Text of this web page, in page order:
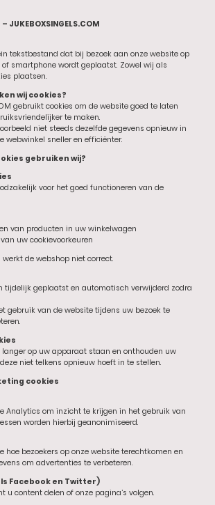
tekstbestand dat bij bezoek aan onze website op
smartphone wordt geplaatst. Zowel wij als
plaatsen.
wij cookies?
gebruikt cookies om de website goed te laten
te maken.
niet steeds dezelfde gegevens opnieuw in
webwinkel sneller en efficiënter.
gebruiken wij?
voor het goed functioneren van de
van producten in uw winkelwagen
uw cookievoorkeuren
werkt de webshop niet correct.
tijdelijk geplaatst en automatisch verwijderd zodra
gebruik van de website tijdens uw bezoek te
langer op uw apparaat staan en onthouden uw
niet telkens opnieuw hoeft in te stellen.
cookies
Analytics om inzicht te krijgen in het gebruik van
worden hierbij geanonimiseerd.
hoe bezoekers op onze website terechtkomen en
om advertenties te verbeteren.
Facebook en Twitter)
u content delen of onze pagina’s volgen.